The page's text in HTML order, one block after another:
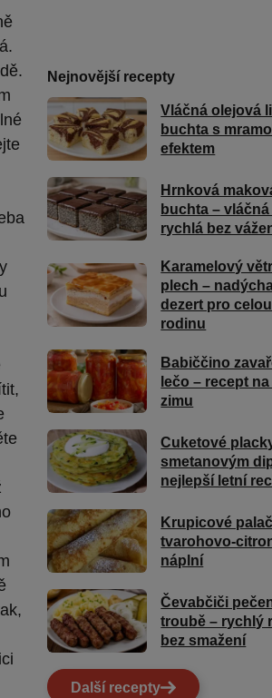
Nejnovější recepty
Vláčná olejová
buchta s
efektem
Hrnková
buchta – vláčná
rychlá bez
Karamelový
plech –
dezert pro celou
rodinu
Babiččino
lečo – recept
zimu
Cuketové
smetanovým
nejlepší letní
Krupicové
tvarohovo-
náplní
Čevabčiči
troubě – rychlý
bez smažení
Další recepty